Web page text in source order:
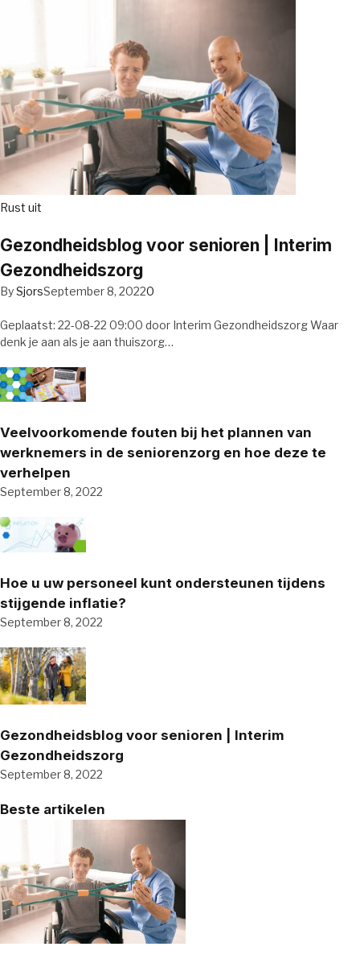
Rust uit
Gezondheidsblog voor senioren | Interim
Gezondheidszorg
BySjorsSeptember 8, 20220
Geplaatst: 22-08-22 09:00 door Interim Gezondheidszorg Waar
denk je aan als je aan thuiszorg…
Veelvoorkomende fouten bij het plannen van
werknemers in de seniorenzorg en hoe deze te
verhelpen
September 8, 2022
Hoe u uw personeel kunt ondersteunen tijdens
stijgende inflatie?
September 8, 2022
Gezondheidsblog voor senioren | Interim
Gezondheidszorg
September 8, 2022
Beste artikelen